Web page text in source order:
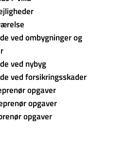
ved ombygninger og
ved nybyg
ved forsikringsskader
opgaver
opgaver
opgaver